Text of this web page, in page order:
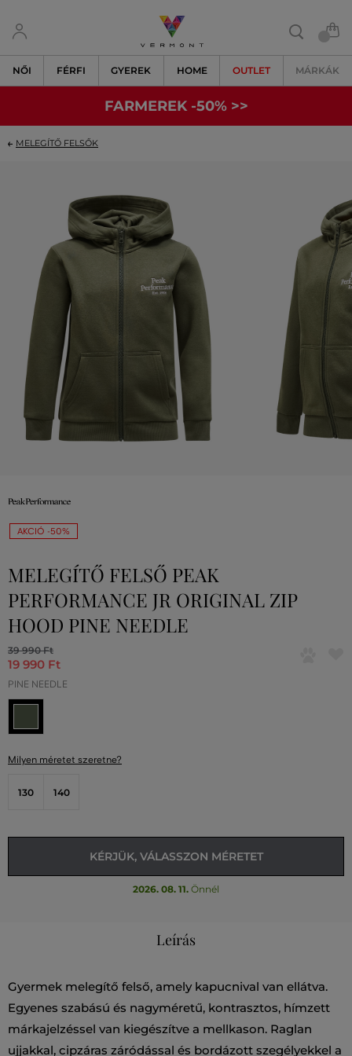
NŐI FÉRFI GYEREK HOME OUTLET MÁRKÁK
FARMEREK -50% >>
MELEGÍTŐ FELSŐK
AKCIÓ -50%
MELEGÍTŐ FELSŐ PEAK
PERFORMANCE JR ORIGINAL ZIP
HOOD PINE NEEDLE
39 990 Ft
19 990 Ft
PINE NEEDLE
Milyen méretet szeretne?
130 140
KÉRJÜK, VÁLASSZON MÉRETET
2026. 08. 11. Önnél
Leírás
Gyermek melegítő felső, amely kapucnival van ellátva.
Egyenes szabású és nagyméretű, kontrasztos, hímzett
márkajelzéssel van kiegészítve a mellkason. Raglan
ujjakkal, cipzáras záródással és bordázott szegélyekkel a